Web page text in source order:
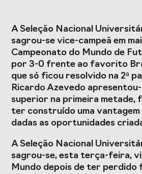
Estudos e
O Valor do
Desporto
Português, o seu
financiamento
(1996-2024) e o seu
futuro
em
Projetos Europeus
Eventos
A Seleção Nacional
sagrou-se vice-campeã em
Campeonato do Mundo de
por 3-0 frente ao favorito
que só ficou resolvido na 2ª
Ricardo Azevedo apresentou-
superior na primeira metade,
ter construído uma
dadas as oportunidades
A Seleção Nacional
sagrou-se, esta terça-feira,
Mundo depois de ter perdido